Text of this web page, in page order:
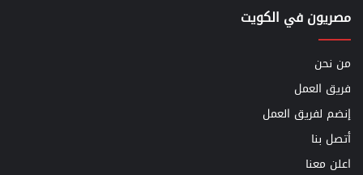
مصريون في الكويت
من نحن
فريق العمل
إنضم لفريق العمل
أتصل بنا
اعلن معنا